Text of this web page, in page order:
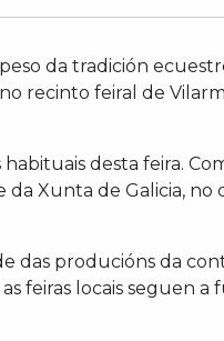
da tradición
recinto feiral de
desta feira.
Xunta de Galicia,
das producións da
feiras locais seguen a